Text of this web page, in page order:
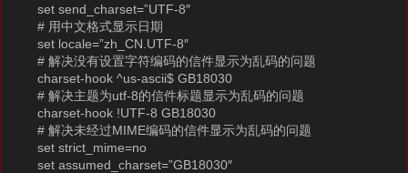
set send_charset=”UTF-8″
# 用中文格式显示日期
set locale=”zh_CN.UTF-8″
# 解决没有设置字符编码的信件显示为乱码的问题
charset-hook ^us-ascii$ GB18030
# 解决主题为utf-8的信件标题显示为乱码的问题
charset-hook !UTF-8 GB18030
# 解决未经过MIME编码的信件显示为乱码的问题
set strict_mime=no
set assumed_charset=”GB18030″